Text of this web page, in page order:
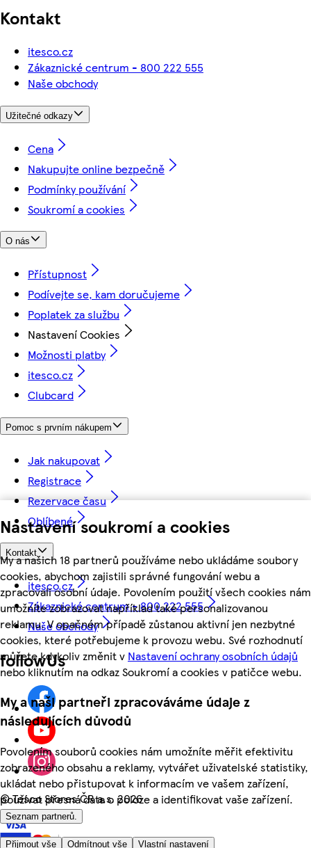
Nastavení soukromí a cookies
My a našich 18 partnerů používáme nebo ukládáme soubory
cookies, abychom zajistili správné fungování webu a
zpracovali osobní údaje. Povolením použití všech cookies nám
umožníte zobrazovat například také personalizovanou
reklamu. V opačném případě zůstanou aktivní jen nezbytné
cookies, které potřebujeme k provozu webu. Své rozhodnutí
můžete kdykoliv změnit v Nastavení ochrany osobních údajů
nebo kliknutím na odkaz Soukromí a cookies v patičce webu.
My a naši partneři zpracováváme údaje z
následujících důvodů
Povolením souborů cookies nám umožníte měřit efektivitu
zobrazeného obsahu a reklamy, vytvářet uživatelské statistiky,
ukládat nebo přistupovat k informacím ve vašem zařízení,
používat přesná data o poloze a identifikovat vaše zařízení.
Seznam partnerů.
Přijmout vše Odmítnout vše Vlastní nastavení
Kontakt
itesco.cz
Zákaznické centrum - 800 222 555
Naše obchody
Užitečné odkazy
Cena
Nakupujte online bezpečně
Podmínky používání
Soukromí a cookies
O nás
Přístupnost
Podívejte se, kam doručujeme
Poplatek za službu
Nastavení Cookies
Možnosti platby
itesco.cz
Clubcard
Pomoc s prvním nákupem
Jak nakupovat
Registrace
Rezervace času
Oblíbené
Kontakt
itesco.cz
Zákaznické centrum - 800 222 555
Naše obchody
followUs
©Tesco Stores ČR a.s. 2026